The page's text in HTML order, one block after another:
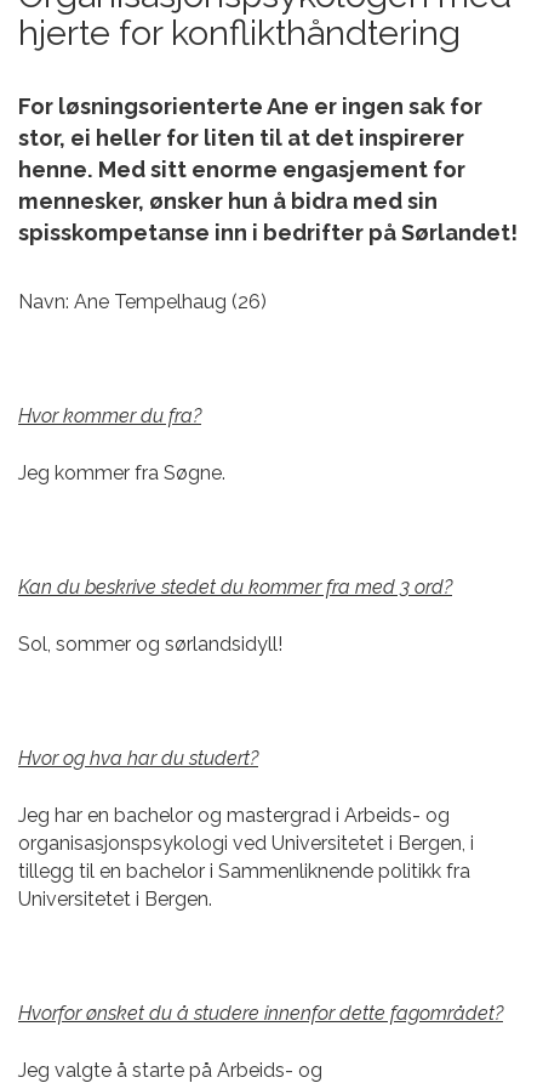
hjerte for konflikthåndtering
For løsningsorienterte Ane er ingen sak for
stor, ei heller for liten til at det inspirerer
henne. Med sitt enorme engasjement for
mennesker, ønsker hun å bidra med sin
spisskompetanse inn i bedrifter på Sørlandet!
Navn: Ane Tempelhaug (26)
Hvor kommer du fra?
Jeg kommer fra Søgne.
Kan du beskrive stedet du kommer fra med 3 ord?
Sol, sommer og sørlandsidyll!
Hvor og hva har du studert?
Jeg har en bachelor og mastergrad i Arbeids- og
organisasjonspsykologi ved Universitetet i Bergen, i
tillegg til en bachelor i Sammenliknende politikk fra
Universitetet i Bergen.
Hvorfor ønsket du å studere innenfor dette fagområdet?
Jeg valgte å starte på Arbeids- og